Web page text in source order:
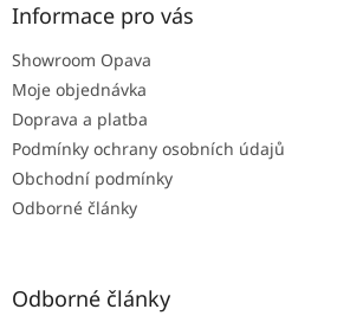
Informace pro vás
Showroom Opava
Moje objednávka
Doprava a platba
Podmínky ochrany osobních údajů
Obchodní podmínky
Odborné články
Odborné články